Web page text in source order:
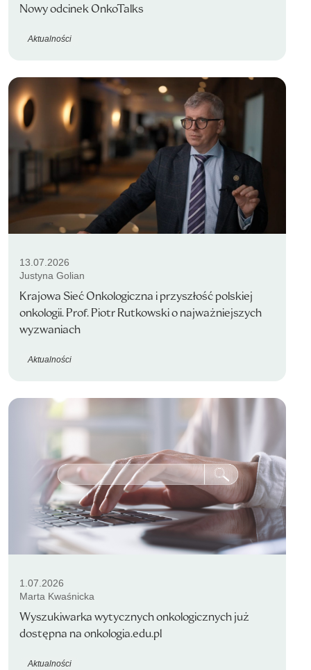
Nowy odcinek OnkoTalks
Aktualności
13.07.2026
Justyna Golian
Krajowa Sieć Onkologiczna i przyszłość polskiej
onkologii. Prof. Piotr Rutkowski o najważniejszych
wyzwaniach
Aktualności
1.07.2026
Marta Kwaśnicka
Wyszukiwarka wytycznych onkologicznych już
dostępna na onkologia.edu.pl
Aktualności